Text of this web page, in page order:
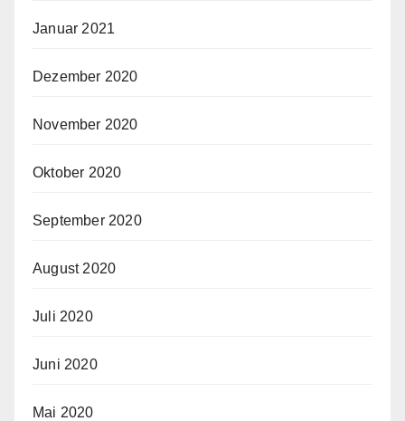
Januar 2021
Dezember 2020
November 2020
Oktober 2020
September 2020
August 2020
Juli 2020
Juni 2020
Mai 2020